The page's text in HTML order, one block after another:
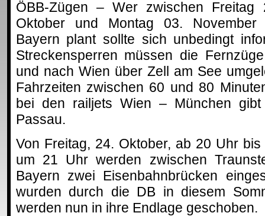
ÖBB-Zügen – Wer zwischen Freitag
Oktober und Montag 03.
Bayern plant sollte sich unbedingt
Streckensperren müssen die
und nach Wien über Zell am See
Fahrzeiten zwischen 60 und 80
bei den railjets Wien – München
Passau.
Von Freitag, 24. Oktober, ab 20 Uhr
um 21 Uhr werden zwischen
Bayern zwei Eisenbahnbrücken
wurden durch die DB in diesem
werden nun in ihre Endlage geschoben.